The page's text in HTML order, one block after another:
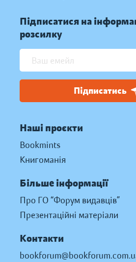
Підписатися на
розсилку
Підписатись
Наші проєкти
Bookmints
Книгоманія
Більше інформації
Про ГО “Форум видавців”
Презентаційні матеріали
Контакти